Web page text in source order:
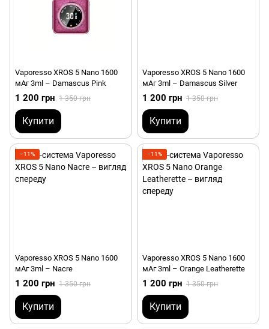
Vaporesso XROS 5 Nano 1600
мАг 3ml – Damascus Pink
1 200 грн 1 350 грн
Купити
Vaporesso XROS 5 Nano 1600
мАг 3ml – Damascus Silver
1 200 грн 1 350 грн
Купити
−11%
Vaporesso XROS 5 Nano 1600
мАг 3ml – Nacre
1 200 грн 1 350 грн
Купити
−11%
Vaporesso XROS 5 Nano 1600
мАг 3ml – Orange Leatherette
1 200 грн 1 350 грн
Купити